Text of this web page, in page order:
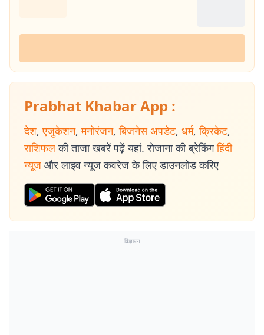
Prabhat Khabar App :
देश, एजुकेशन, मनोरंजन, बिजनेस अपडेट, धर्म, क्रिकेट,
राशिफल की ताजा खबरें पढ़ें यहां. रोजाना की ब्रेकिंग हिंदी
न्यूज और लाइव न्यूज कवरेज के लिए डाउनलोड करिए
विज्ञापन